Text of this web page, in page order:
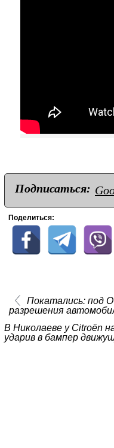
Подписаться:
Поделиться:
Покатались: под
разрешения
В Николаеве у Citroën
ударив в бампер